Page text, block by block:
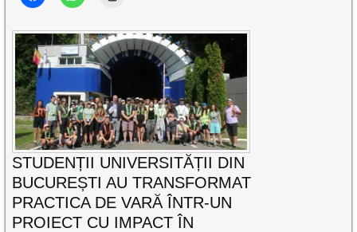
STUDENȚII UNIVERSITĂȚII DIN
BUCUREȘTI AU TRANSFORMAT
PRACTICA DE VARĂ ÎNTR-UN
PROIECT CU IMPACT ÎN